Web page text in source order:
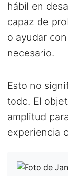
hábil en
capaz de
o ayudar
necesario.
Esto no
todo. El
amplitud
experiencia